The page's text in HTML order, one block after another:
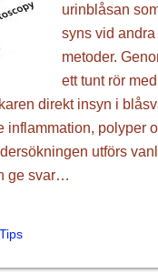
urinblåsan
syns vid
metoder.
ett tunt rör
direkt insyn i
inflammation, polyper
utförs
ge svar…
Tips